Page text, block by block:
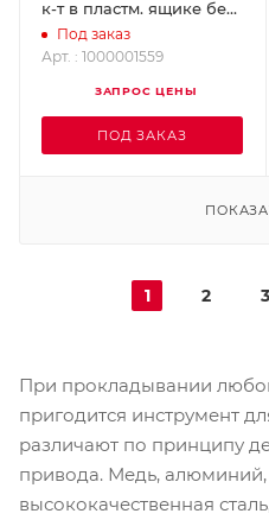
к-т в пластм. ящике без
сегментов (Робенд)
ROTHENBERGER
Под заказ
Арт. : 1000001559
ЗАПРОС ЦЕНЫ
ПОД ЗАКАЗ
1 2 3
При прокладывании
пригодится инструмент
различают по принципу
привода. Медь, алюминий,
высококачественная